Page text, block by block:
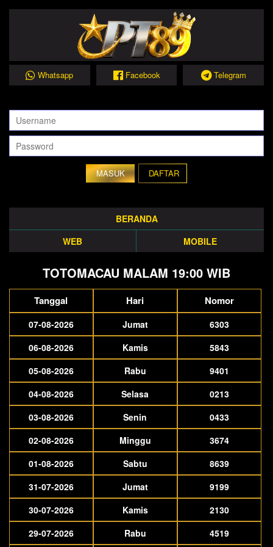
Whatsapp Facebook Telegram
DAFTAR
BERANDA
WEB
MOBILE
TOTOMACAU MALAM 19:00 WIB
Tanggal Hari Nomor
07-08-2026 Jumat
6303
06-08-2026
Kamis
5843
05-08-2026
Rabu
9401
04-08-2026
Selasa
0213
03-08-2026
Senin
0433
02-08-2026
Minggu
3674
01-08-2026
Sabtu
8639
31-07-2026
Jumat
9199
30-07-2026
Kamis
2130
29-07-2026
Rabu 4519